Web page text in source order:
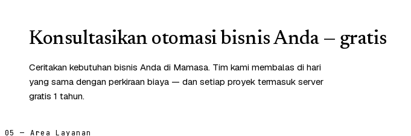
Konsultasikan otomasi bisnis Anda — gratis
Ceritakan kebutuhan bisnis Anda di Mamasa. Tim kami membalas di hari
yang sama dengan perkiraan biaya — dan setiap proyek termasuk server
gratis 1 tahun.
05 — Area Layanan